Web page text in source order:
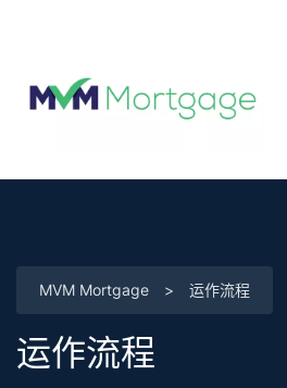
MVM Mortgage > 运作流程
运作流程